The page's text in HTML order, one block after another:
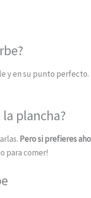
y en su punto perfecto.
plancha?
Pero si prefieres
para comer!